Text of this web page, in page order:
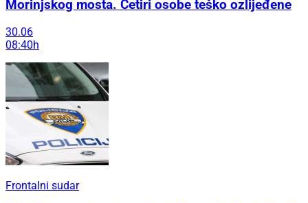
Morinjskog mosta. Četiri osobe teško ozlijeđene
30.06
08:40h
Frontalni sudar